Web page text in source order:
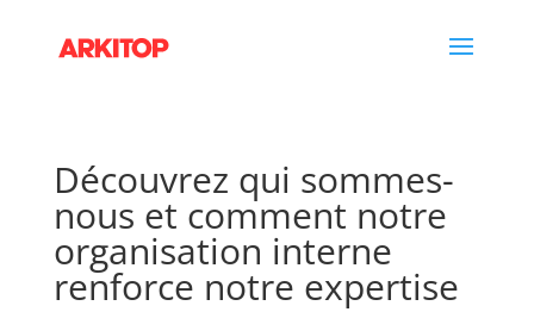
Découvrez qui sommes-
nous et comment notre
organisation interne
renforce notre expertise